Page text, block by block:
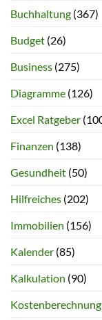
Buchhaltung (367)
Budget (26)
Business (275)
Diagramme (126)
Excel Ratgeber
Finanzen (138)
Gesundheit (50)
Hilfreiches (202)
Immobilien (156)
Kalender (85)
Kalkulation (90)
Kostenberechnung